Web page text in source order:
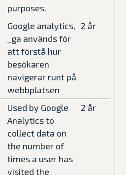
purposes.
Google analytics,
_ga används för
att förstå hur
besökaren
navigerar runt på
webbplatsen
2 år
Used by Google
Analytics to
collect data on
the number of
times a user has
visited the
2 år